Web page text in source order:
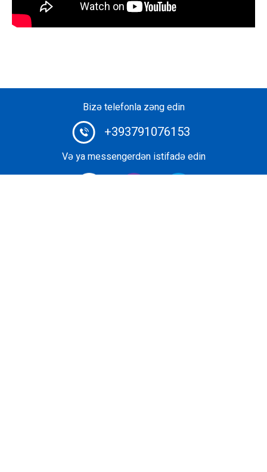
Bizə telefonla zəng edin
+393791076153
Və ya messengerdən istifadə edin